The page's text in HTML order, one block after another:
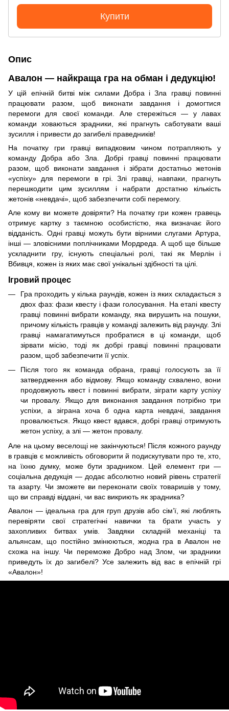
Купити
Опис
Авалон — найкраща гра на обман і дедукцію!
У цій епічній битві між силами Добра і Зла гравці повинні
працювати разом, щоб виконати завдання і домогтися
перемоги для своєї команди. Але стережіться — у лавах
команди ховаються зрадники, які прагнуть саботувати ваші
зусилля і привести до загибелі праведників!
На початку гри гравці випадковим чином потрапляють у
команду Добра або Зла. Добрі гравці повинні працювати
разом, щоб виконати завдання і зібрати достатньо жетонів
«успіху» для перемоги в грі. Злі гравці, навпаки, прагнуть
перешкодити цим зусиллям і набрати достатню кількість
жетонів «невдачі», щоб забезпечити собі перемогу.
Але кому ви можете довіряти? На початку гри кожен гравець
отримує картку з таємною особистістю, яка визначає його
відданість. Одні гравці можуть бути вірними слугами Артура,
інші — зловісними поплічниками Мордреда. А щоб ще більше
ускладнити гру, існують спеціальні ролі, такі як Мерлін і
Вбивця, кожен із яких має свої унікальні здібності та цілі.
Ігровий процес
Гра проходить у кілька раундів, кожен із яких складається з
двох фаз: фази квесту і фази голосування. На етапі квесту
гравці повинні вибрати команду, яка вирушить на пошуки,
причому кількість гравців у команді залежить від раунду. Злі
гравці намагатимуться пробратися в ці команди, щоб
зірвати місію, тоді як добрі гравці повинні працювати
разом, щоб забезпечити її успіх.
Після того як команда обрана, гравці голосують за її
затвердження або відмову. Якщо команду схвалено, вони
продовжують квест і повинні вибрати, зіграти карту успіху
чи провалу. Якщо для виконання завдання потрібно три
успіхи, а зіграна хоча б одна карта невдачі, завдання
провалюється. Якщо квест вдався, добрі гравці отримують
жетон успіху, а злі — жетон провалу.
Але на цьому веселощі не закінчуються! Після кожного раунду
в гравців є можливість обговорити й подискутувати про те, хто,
на їхню думку, може бути зрадником. Цей елемент гри —
соціальна дедукція — додає абсолютно новий рівень стратегії
та азарту. Чи зможете ви переконати своїх товаришів у тому,
що ви справді віддані, чи вас викриють як зрадника?
Авалон — ідеальна гра для груп друзів або сім’ї, які люблять
перевіряти свої стратегічні навички та брати участь у
захопливих битвах умів. Завдяки складній механіці та
альянсам, що постійно змінюються, жодна гра в Авалон не
схожа на іншу. Чи переможе Добро над Злом, чи зрадники
приведуть їх до загибелі? Усе залежить від вас в епічній грі
«Авалон»!